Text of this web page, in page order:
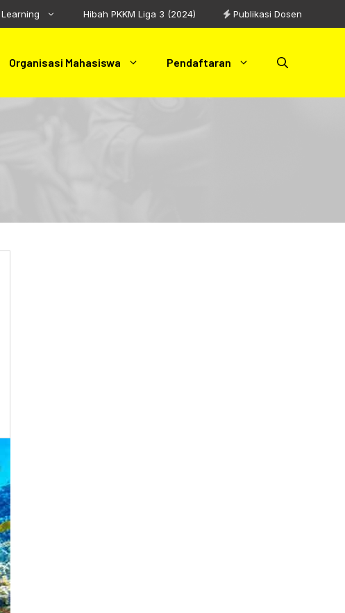
Hibah PKKM Liga 3 (2024) Publikasi Dosen
Organisasi Mahasiswa Pendaftaran